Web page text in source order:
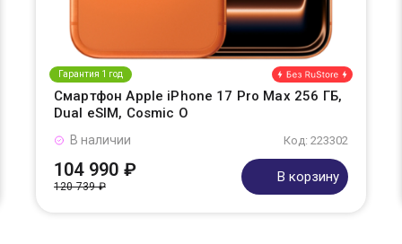
Гарантия 1 год
Смартфон Apple iPhone 17 Pro Max 256 ГБ,
Dual eSIM, Cosmic O
Код: 223302
В наличии
104 990 ₽
120 739 ₽
В корзину